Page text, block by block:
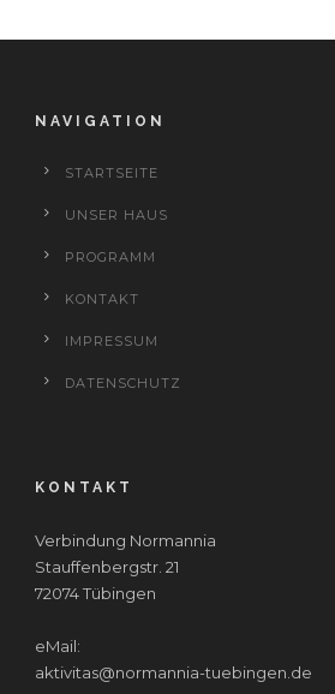
NAVIGATION
STARTSEITE
UNSER HAUS
PROGRAMM
KONTAKT
IMPRESSUM
DATENSCHUTZ
KONTAKT
Verbindung Normannia
Stauffenbergstr. 21
72074 Tübingen
eMail:
aktivitas@normannia-tuebingen.de